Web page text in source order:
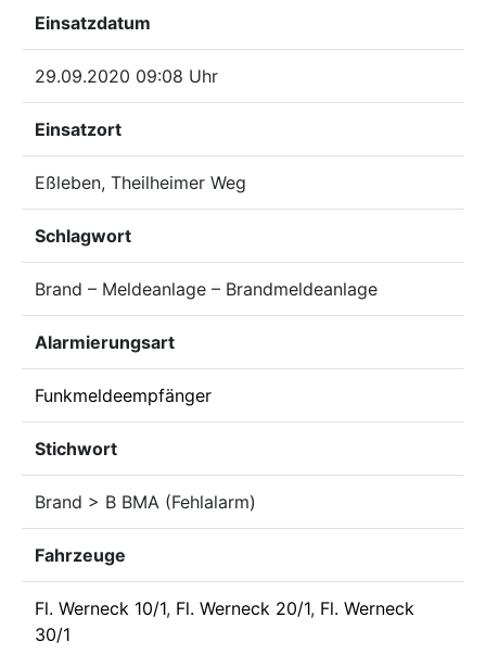
Einsatzdatum
29.09.2020 09:08 Uhr
Einsatzort
Eßleben, Theilheimer Weg
Schlagwort
Brand – Meldeanlage – Brandmeldeanlage
Alarmierungsart
Funkmeldeempfänger
Stichwort
Brand > B BMA (Fehlalarm)
Fahrzeuge
Fl. Werneck 10/1, Fl. Werneck 20/1, Fl. Werneck
30/1